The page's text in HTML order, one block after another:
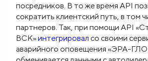
посредников. В то же время API
сократить клиентский путь, в том
партнеров. Так, при помощи API
ВСК»интегрировал со своими
аварийного оповещения «ЭРА-